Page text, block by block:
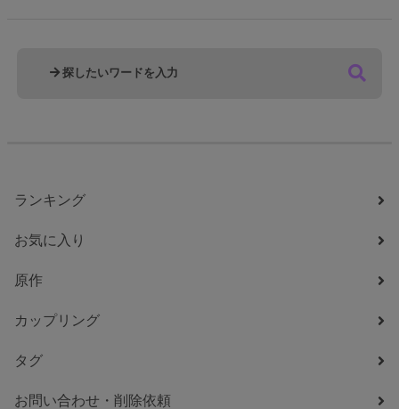
ランキング
お気に入り
原作
カップリング
タグ
お問い合わせ・削除依頼